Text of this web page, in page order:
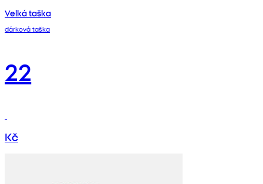
Velká taška
dárková taška
22
Kč